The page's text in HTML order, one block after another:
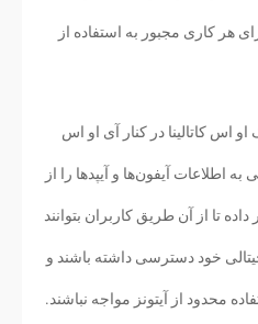
هر کاری مجبور به استفاده از
اس کاتالینا در کنار آی او اس
اطلاعات آیفون‌ها و آیپدها را از
تا از آن طریق کاربران بتوانند
خود دسترسی داشته باشند و
محدود از آیتونز مواجه نباشند.